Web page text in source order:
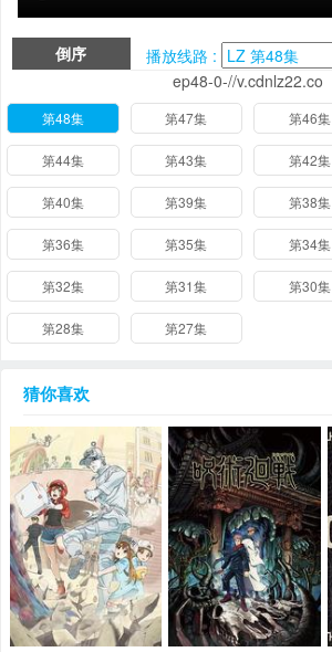
倒序
播放线路 :
ep48-0-//v.cdnlz22.co
第48集 第47集 第46集
第44集 第43集 第42集
第40集 第39集 第38集
第36集 第35集 第34集
第32集 第31集 第30集
第28集 第27集
猜你喜欢